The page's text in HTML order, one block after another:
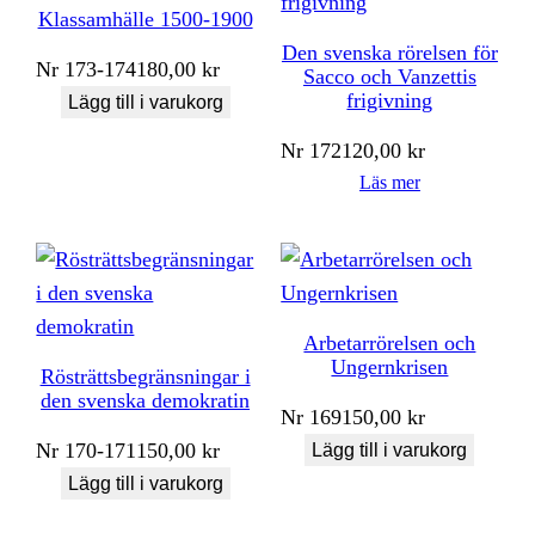
Klassamhälle 1500-1900
Nr 173-174180,00kr
Lägg till i varukorg
Den svenska rörelsen för
Sacco och Vanzettis
frigivning
Nr 172120,00kr
Läs mer
Rösträttsbegränsningar i
den svenska demokratin
Nr 170-171150,00kr
Lägg till i varukorg
Arbetarrörelsen och
Ungernkrisen
Nr 169150,00kr
Lägg till i varukorg